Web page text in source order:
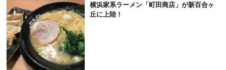
横浜家系ラーメン「町田商店」が新百合ヶ
丘に上陸！